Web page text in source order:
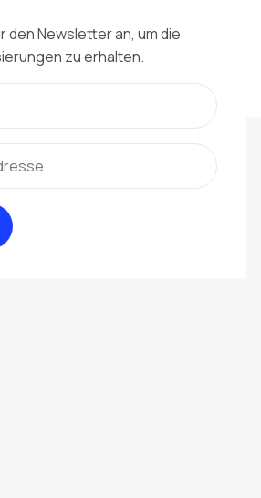
den Newsletter an, um die
zu erhalten.